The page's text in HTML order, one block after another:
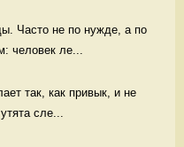
Часто не по нужде, а по
человек ле...
так, как привык, и не
сле...